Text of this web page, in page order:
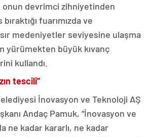
onun devrimci zihniyetinden
fuarımızda ve
medeniyetler seviyesine ulaşma
yürümekten büyük kıvanç
kullandı.
tescili”
İnovasyon ve Teknoloji AŞ
Andaç Pamuk, “İnovasyon ve
ne kadar kararlı, ne kadar